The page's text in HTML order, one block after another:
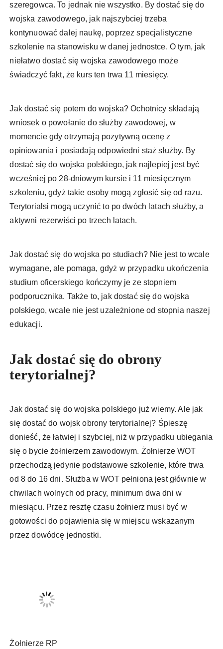
szeregowca. To jednak nie wszystko. By dostać się do
wojska zawodowego, jak najszybciej trzeba
kontynuować dalej naukę, poprzez specjalistyczne
szkolenie na stanowisku w danej jednostce. O tym, jak
niełatwo dostać się wojska zawodowego może
świadczyć fakt, że kurs ten trwa 11 miesięcy.
Jak dostać się potem do wojska? Ochotnicy składają
wniosek o powołanie do służby zawodowej, w
momencie gdy otrzymają pozytywną ocenę z
opiniowania i posiadają odpowiedni staż służby. By
dostać się do wojska polskiego, jak najlepiej jest być
wcześniej po 28-dniowym kursie i 11 miesięcznym
szkoleniu, gdyż takie osoby mogą zgłosić się od razu.
Terytorialsi mogą uczynić to po dwóch latach służby, a
aktywni rezerwiści po trzech latach.
Jak dostać się do wojska po studiach? Nie jest to wcale
wymagane, ale pomaga, gdyż w przypadku ukończenia
studium oficerskiego kończymy je ze stopniem
podporucznika. Także to, jak dostać się do wojska
polskiego, wcale nie jest uzależnione od stopnia naszej
edukacji.
Jak dostać się do obrony
terytorialnej?
Jak dostać się do wojska polskiego już wiemy. Ale jak
się dostać do wojsk obrony terytorialnej? Śpieszę
donieść, że łatwiej i szybciej, niż w przypadku ubiegania
się o bycie żołnierzem zawodowym. Żołnierze WOT
przechodzą jedynie podstawowe szkolenie, które trwa
od 8 do 16 dni. Służba w WOT pełniona jest głównie w
chwilach wolnych od pracy, minimum dwa dni w
miesiącu. Przez resztę czasu żołnierz musi być w
gotowości do pojawienia się w miejscu wskazanym
przez dowódcę jednostki.
Żołnierze RP